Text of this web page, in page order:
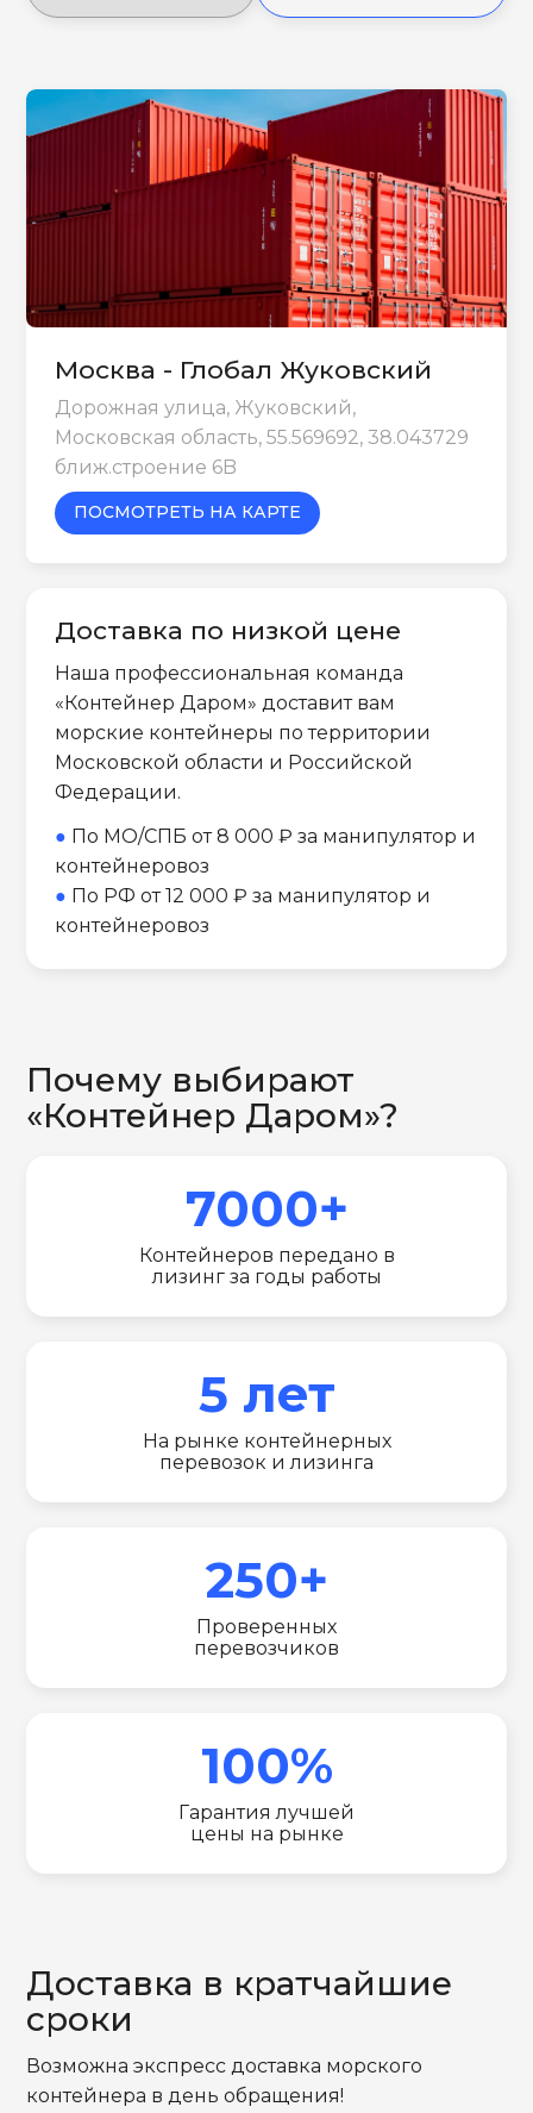
Москва - Глобал Жуковский
Дорожная улица, Жуковский,
Московская область, 55.569692, 38.043729
ближ.строение 6B
ПОСМОТРЕТЬ НА КАРТЕ
Доставка по низкой цене
Наша профессиональная команда
«Контейнер Даром» доставит вам
морские контейнеры по территории
Московской области и Российской
Федерации.
● По МО/СПБ от 8 000 ₽ за манипулятор и
контейнеровоз
● По РФ от 12 000 ₽ за манипулятор и
контейнеровоз
Почему выбирают
«Контейнер Даром»?
7000+
Контейнеров передано в
лизинг за годы работы
5 лет
На рынке контейнерных
перевозок и лизинга
250+
Проверенных
перевозчиков
100%
Гарантия лучшей
цены на рынке
Доставка в кратчайшие
сроки
Возможна экспресс доставка морского
контейнера в день обращения!